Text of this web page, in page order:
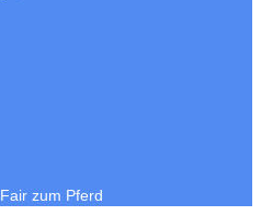
zum Pferd